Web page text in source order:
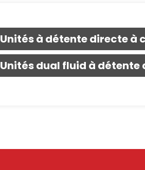
Unités à détente directe à
Unités dual fluid à